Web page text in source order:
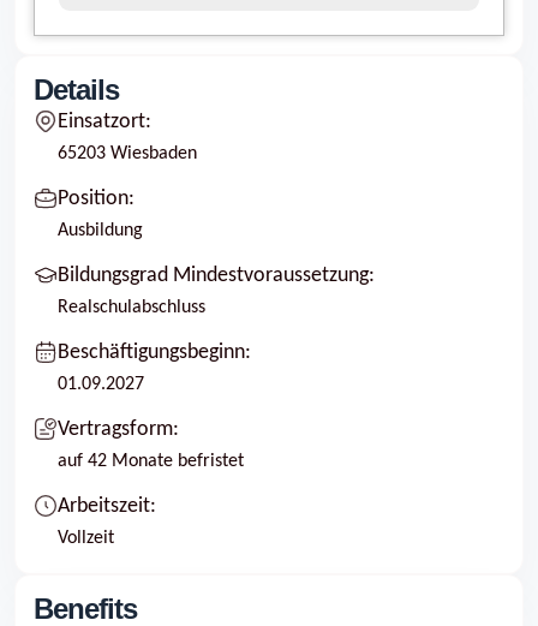
Details
Einsatzort:
65203 Wiesbaden
Position:
Ausbildung
Bildungsgrad Mindestvoraussetzung:
Realschulabschluss
Beschäftigungsbeginn:
01.09.2027
Vertragsform:
auf 42 Monate befristet
Arbeitszeit:
Vollzeit
Benefits